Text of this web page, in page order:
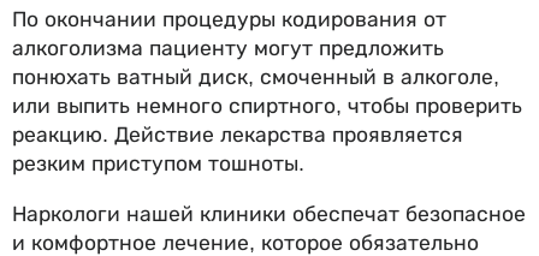
По окончании процедуры кодирования от
алкоголизма пациенту могут предложить
понюхать ватный диск, смоченный в алкоголе,
или выпить немного спиртного, чтобы проверить
реакцию. Действие лекарства проявляется
резким приступом тошноты.
Наркологи нашей клиники обеспечат безопасное
и комфортное лечение, которое обязательно